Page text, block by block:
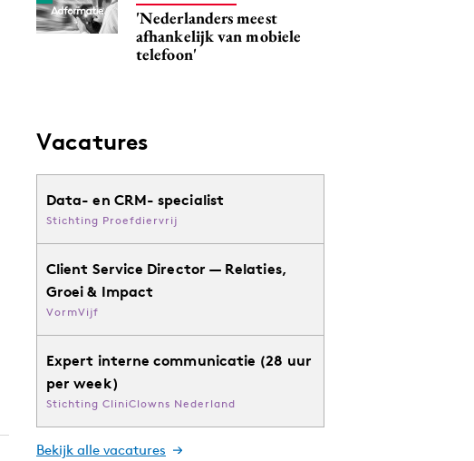
'Nederlanders meest
afhankelijk van mobiele
telefoon'
Vacatures
Data- en CRM- specialist
Stichting Proefdiervrij
Client Service Director — Relaties,
Groei & Impact
VormVijf
Expert interne communicatie (28 uur
per week)
Stichting CliniClowns Nederland
Bekijk alle vacatures